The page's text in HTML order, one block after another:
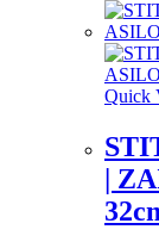
Quick
|